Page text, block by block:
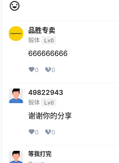
品胜专卖
锻体 Lv0
666666666
0 0
49822943
锻体 Lv0
谢谢你的分享
0 0
等我打完